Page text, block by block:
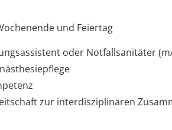
und Feiertag
oder Notfallsanitäter
zur interdisziplinären